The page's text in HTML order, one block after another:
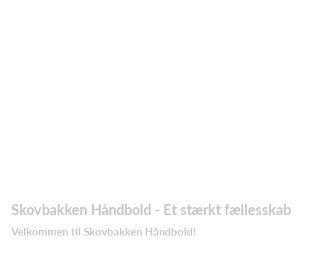
Skovbakken Håndbold - Et stærkt fællesskab
Velkommen til Skovbakken Håndbold!